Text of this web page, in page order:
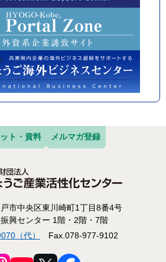
ト・資料 メルマガ登録
市中央区東川崎町1丁目8番4号
興センター 1階・2階・7階
（代）
Fax.078-977-9102